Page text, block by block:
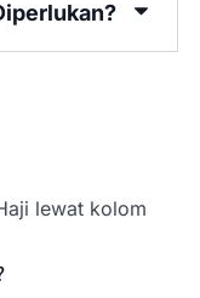
lewat kolom